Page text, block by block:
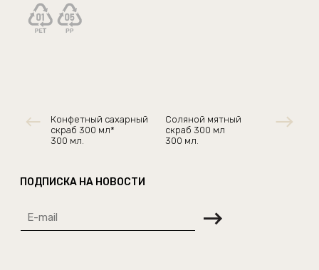
Конфетный сахарный
скраб 300 мл*
300 мл.
Соляной мятный
скраб 300 мл
300 мл.
ПОДПИСКА НА НОВОСТИ